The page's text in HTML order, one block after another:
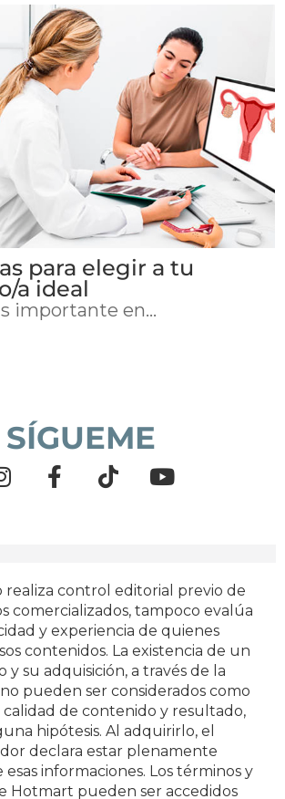
para elegir a tu
a ideal
importante en...
SÍGUEME
realiza control editorial previo de
comercializados, tampoco evalúa
y experiencia de quienes
contenidos. La existencia de un
y su adquisición, a través de la
pueden ser considerados como
de contenido y resultado,
hipótesis. Al adquirirlo, el
declara estar plenamente
informaciones. Los términos y
Hotmart pueden ser accedidos